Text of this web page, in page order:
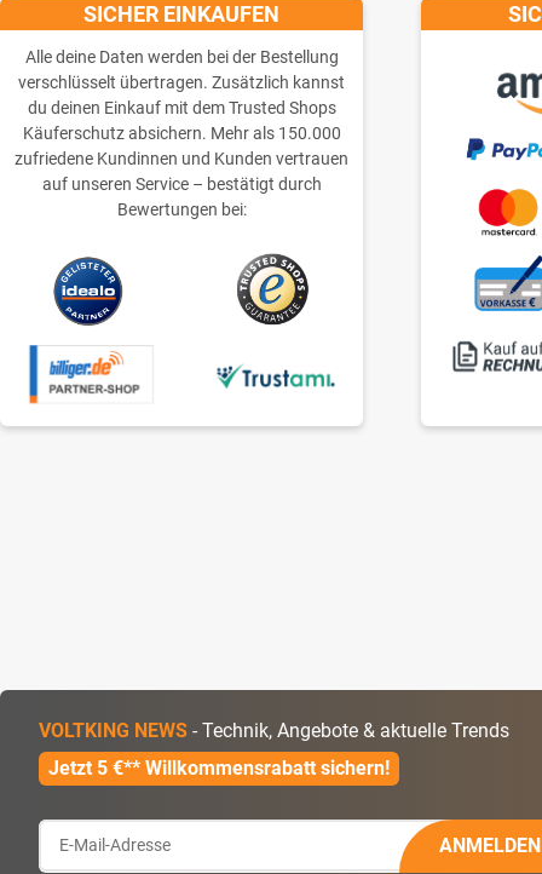
VOLTKING NEWS - Technik, Angebote & aktuelle Trends
Jetzt 5 €** Willkommensrabatt sichern!
ANMELDEN
SICHER EINKAUFEN
Alle deine Daten werden bei der Bestellung
verschlüsselt übertragen. Zusätzlich kannst
du deinen Einkauf mit dem Trusted Shops
Käuferschutz absichern. Mehr als 150.000
zufriedene Kundinnen und Kunden vertrauen
auf unseren Service – bestätigt durch
Bewertungen bei: